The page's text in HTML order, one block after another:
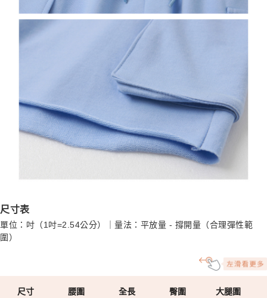
尺寸表
單位：吋（1吋=2.54公分）｜量法：平放量 - 撐開量（合理彈性範
圍）
尺寸 腰圍 全長 臀圍 大腿圍